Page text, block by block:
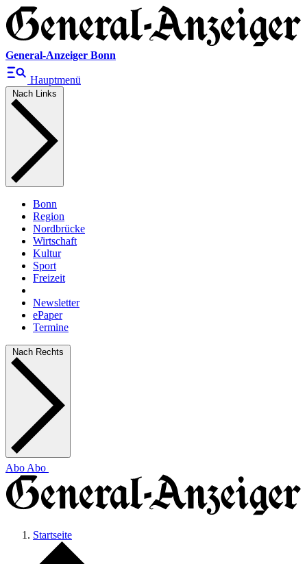
General-Anzeiger Bonn
Hauptmenü
Nach Links
Bonn
Region
Nordbrücke
Wirtschaft
Kultur
Sport
Freizeit
Newsletter
ePaper
Termine
Nach Rechts
Abo Abo
Startseite